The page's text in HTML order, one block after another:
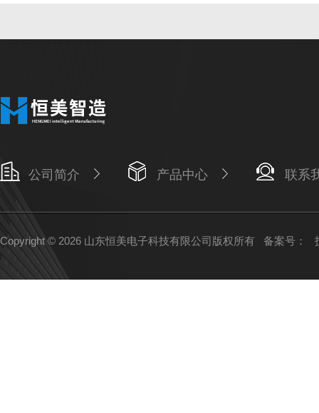
公司简介 产品中心 联系
Copyright © 2026 山东恒美电子科技有限公司版权所有 备案号：